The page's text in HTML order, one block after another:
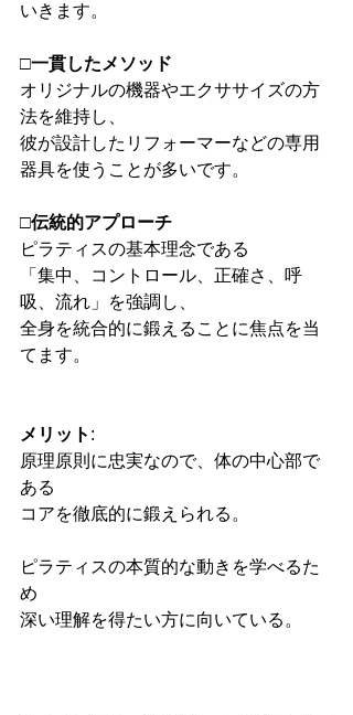
いきます。
□一貫したメソッド
オリジナルの機器やエクササイズの方
法を維持し、
彼が設計したリフォーマーなどの専用
器具を使うことが多いです。
□伝統的アプローチ
ピラティスの基本理念である
「集中、コントロール、正確さ、呼
吸、流れ」を強調し、
全身を統合的に鍛えることに焦点を当
てます。
メリット :
原理原則に忠実なので、体の中心部で
ある
コアを徹底的に鍛えられる。
ピラティスの本質的な動きを学べるた
め
深い理解を得たい方に向いている。